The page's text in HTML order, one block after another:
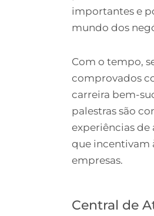
importantes e
mundo dos
Com o tempo,
comprovados
carreira bem-
palestras são
experiências
que incentivam
empresas.
Central de